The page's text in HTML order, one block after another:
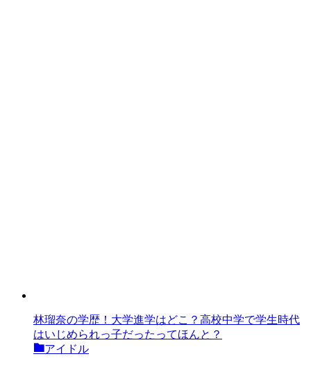
林瑠奈の学歴！大学進学はどこ？高校中学で学生時代
はいじめられっ子だったってほんと？
アイドル